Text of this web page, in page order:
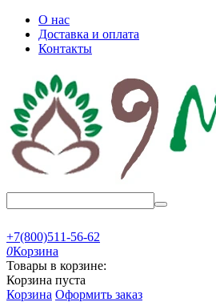
О нас
Доставка и оплата
Контакты
+7(800)511-56-62
0Корзина
Товары в корзине:
Корзина пуста
Корзина Оформить заказ